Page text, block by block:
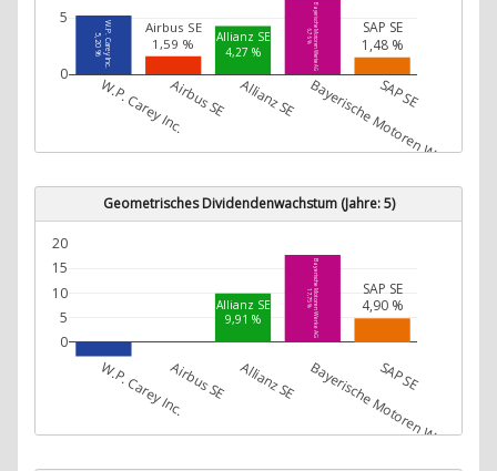
W.P. Carey Inc.
5,20 %
Airbus SE
1,59 % Allianz SE
4,27 % Bayerische Motoren Werke AG
6,76 % SAP SE
1,48 %
W.P. Carey Inc.Airbus SE Allianz SE Bayerische Motoren Werke AG
SAP SE
0
5
Geometrisches Dividendenwachstum (Jahre: 5)
W.P. Carey Inc.
-2,80 %
Allianz SE
9,91 % Bayerische Motoren Werke AG
17,75 %
SAP SE
4,90 %
W.P. Carey Inc.Airbus SE Allianz SE Bayerische Motoren Werke AG
SAP SE
0
5
10
15
20